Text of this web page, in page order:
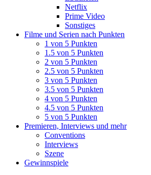
Netflix
Prime Video
Sonstiges
Filme und Serien nach Punkten
1 von 5 Punkten
1.5 von 5 Punkten
2 von 5 Punkten
2.5 von 5 Punkten
3 von 5 Punkten
3.5 von 5 Punkten
4 von 5 Punkten
4.5 von 5 Punkten
5 von 5 Punkten
Premieren, Interviews und mehr
Conventions
Interviews
Szene
Gewinnspiele